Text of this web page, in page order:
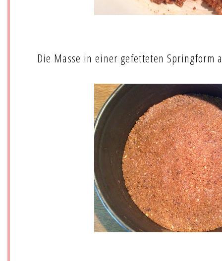
Die Masse in einer gefetteten Springform